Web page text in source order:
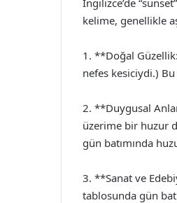
kelime, genellikle
1. **Doğal
nefes kesiciydi.)
2. **Duygusal
üzerime bir huzur
gün batımında
3. **Sanat ve
tablosunda gün